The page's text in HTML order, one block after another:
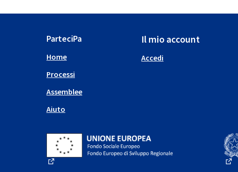
ParteciPa
Home
Processi
Assemblee
Aiuto
Il mio account
Accedi